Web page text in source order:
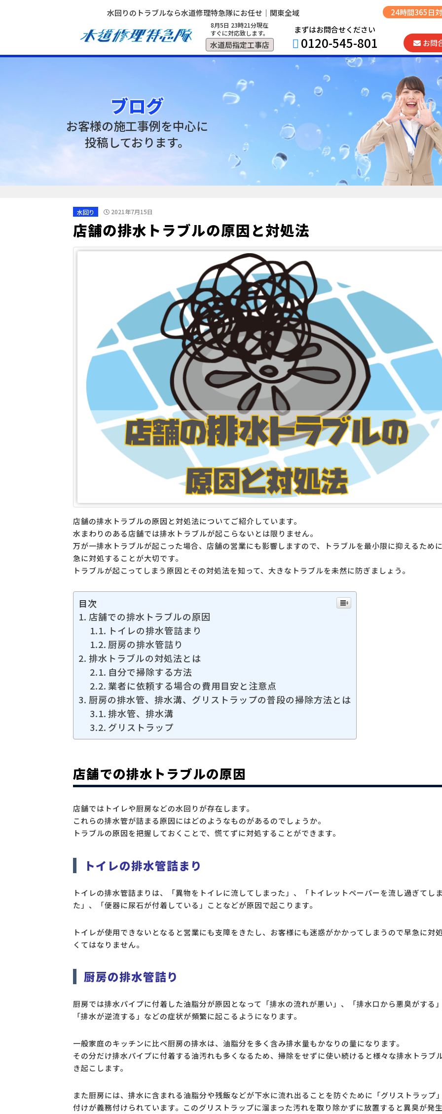
水回りのトラブルなら水道修理特急隊にお任せ｜関東全域 24時間365日
8月5日 23時21分現在
すぐに対応致します。
水道局指定工事店
まずはお問合せください
0120-545-801 お問
ブログ
お客様の施工事例を中心に
投稿しております。
水回り 2021年7月15日
店舗の排水トラブルの原因と対処法
店舗の排水トラブルの原因と対処法についてご紹介しています。
水まわりのある店舗では排水トラブルが起こらないとは限りません。
万が一排水トラブルが起こった場合、店舗の営業にも影響しますので、トラブルを最小限に抑えるため
急に対処することが大切です。
トラブルが起こってしまう原因とその対処法を知って、大きなトラブルを未然に防ぎましょう。
目次
店舗での排水トラブルの原因
トイレの排水管詰まり
厨房の排水管詰り
排水トラブルの対処法とは
自分で掃除する方法
業者に依頼する場合の費用目安と注意点
厨房の排水管、排水溝、グリストラップの普段の掃除方法とは
排水管、排水溝
グリストラップ
店舗での排水トラブルの原因
店舗ではトイレや厨房などの水回りが存在します。
これらの排水管が詰まる原因にはどのようなものがあるのでしょうか。
トラブルの原因を把握しておくことで、慌てずに対処することができます。
トイレの排水管詰まり
トイレの排水管詰まりは、「異物をトイレに流してしまった」、「トイレットペーパーを流し過ぎてし
た」、「便器に尿石が付着している」ことなどが原因で起こります。
トイレが使用できないとなると営業にも支障をきたし、お客様にも迷惑がかかってしまうので早急に対
くてはなりません。
厨房の排水管詰り
厨房では排水パイプに付着した油脂分が原因となって「排水の流れが悪い」、「排水口から悪臭がする」
「排水が逆流する」などの症状が頻繁に起こるようになります。
一般家庭のキッチンに比べ厨房の排水は、油脂分を多く含み排水量もかなりの量になります。
その分だけ排水パイプに付着する油汚れも多くなるため、掃除をせずに使い続けると様々な排水トラブ
き起こします。
また厨房には、排水に含まれる油脂分や残飯などが下水に流れ出ることを防ぐために「グリストラップ
付けが義務付けられています。このグリストラップに溜まった汚れを取り除かずに放置すると異臭が発生